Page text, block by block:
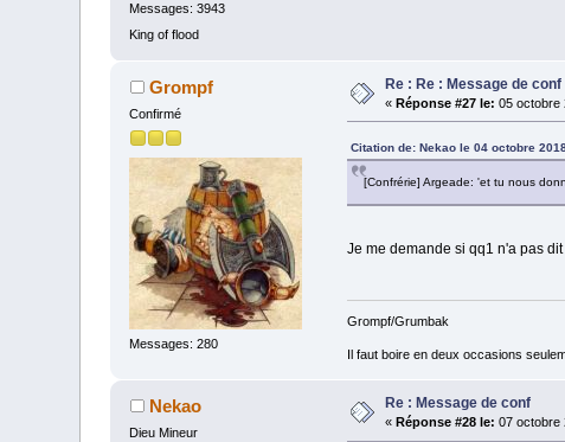
Messages: 3943
King of flood
Grompf
Confirmé
Messages: 280
Re : Re : Message de conf
«Réponse #27 le: 05 octobre
Citation de: Nekao le 04 octobre
[Confrérie] Argeade: 'et tu nous
Je me demande si qq1 n'a pas
Grompf/Grumbak
Il faut boire en deux occasions
Nekao
Dieu Mineur
Re : Message de conf
« Réponse #28 le: 07 octobre